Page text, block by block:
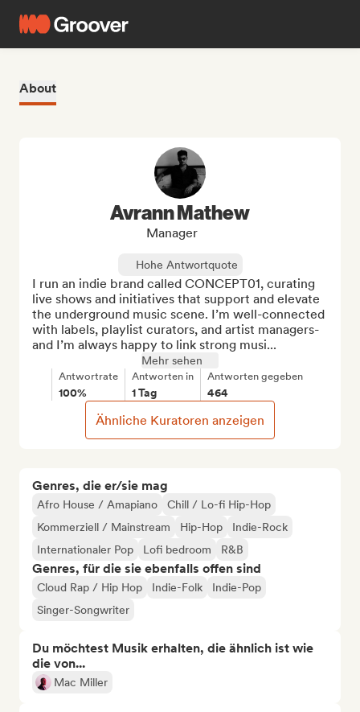
About
Genres, die er/sie mag
Afro House / Amapiano
Chill / Lo-fi Hip-Hop
Kommerziell / Mainstream
Hip-Hop
Indie-Rock
Internationaler Pop
Lofi bedroom R&B
Genres, für die sie ebenfalls offen sind
Cloud Rap / Hip Hop Indie-Folk
Indie-Pop
Singer-Songwriter
Du möchtest Musik erhalten, die ähnlich ist wie
die von...
Mac Miller
Avrann Mathew
Manager
Hohe Antwortquote
I run an indie brand called CONCEPT01, curating
live shows and initiatives that support and elevate
the underground music scene. I’m well-connected
with labels, playlist curators, and artist managers-
and I’m always happy to link strong musi...
Mehr sehen
Antwortrate
100%
Antworten in
1 Tag
Antworten gegeben
464
Ähnliche Kuratoren anzeigen